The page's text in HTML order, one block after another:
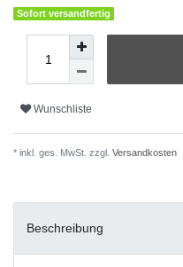
Sofort versandfertig
Wunschliste
* inkl. ges. MwSt. zzgl. Versandkosten
Beschreibung